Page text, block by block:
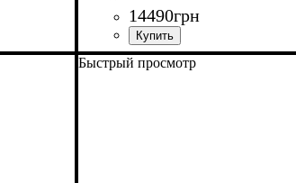
14490грн
Быстрый просмотр